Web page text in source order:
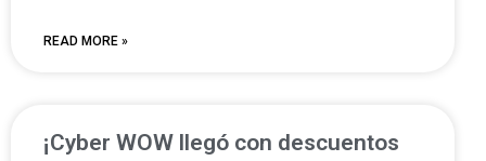
READ MORE »
¡Cyber WOW llegó con descuentos